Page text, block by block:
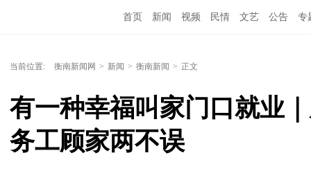
首页 新闻 视频 民情 文艺 公告 专
当前位置: 衡南新闻网 > 新闻 > 衡南新闻 > 正文
有一种幸福叫家门口就业
务工顾家两不误